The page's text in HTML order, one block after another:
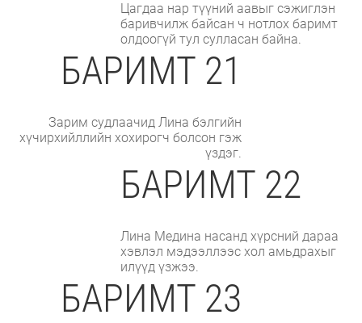
Цагдаа нар түүний аавыг сэжиглэн
баривчилж байсан ч нотлох баримт
олдоогүй тул сулласан байна.
БАРИМТ 21
Зарим судлаачид Лина бэлгийн
хүчирхийллийн хохирогч болсон гэж
үздэг.
БАРИМТ 22
Лина Медина насанд хүрсний дараа
хэвлэл мэдээллээс хол амьдрахыг
илүүд үзжээ.
БАРИМТ 23